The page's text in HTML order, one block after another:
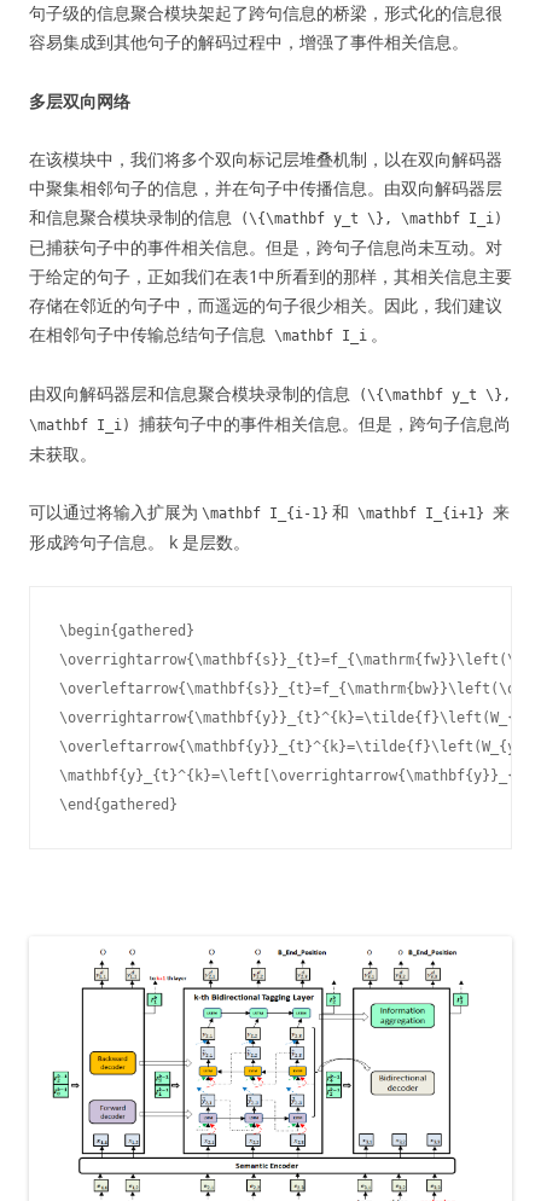
句子级的信息聚合模块架起了跨句信息的桥梁，形式化的信息很
容易集成到其他句子的解码过程中，增强了事件相关信息。
多层双向网络
在该模块中，我们将多个双向标记层堆叠机制，以在双向解码器
中聚集相邻句子的信息，并在句子中传播信息。由双向解码器层
和信息聚合模块录制的信息
(\{\mathbf y_t \}, \mathbf I_i)
已捕获句子中的事件相关信息。但是，跨句子信息尚未互动。对
于给定的句子，正如我们在表1中所看到的那样，其相关信息主要
存储在邻近的句子中，而遥远的句子很少相关。因此，我们建议
在相邻句子中传输总结句子信息 \mathbf I_i 。
由双向解码器层和信息聚合模块录制的信息
(\{\mathbf y_t \},
\mathbf I_i)
捕获句子中的事件相关信息。但是，跨句子信息尚
未获取。
可以通过将输入扩展为 \mathbf I_{i-1} 和 \mathbf I_{i+1} 来
形成跨句子信息。 k 是层数。
\begin{gathered}
\overleftarrow{\mathbf{y}}_{t}^{k}=\tilde{f}\left(W_{y}
\end{gathered}